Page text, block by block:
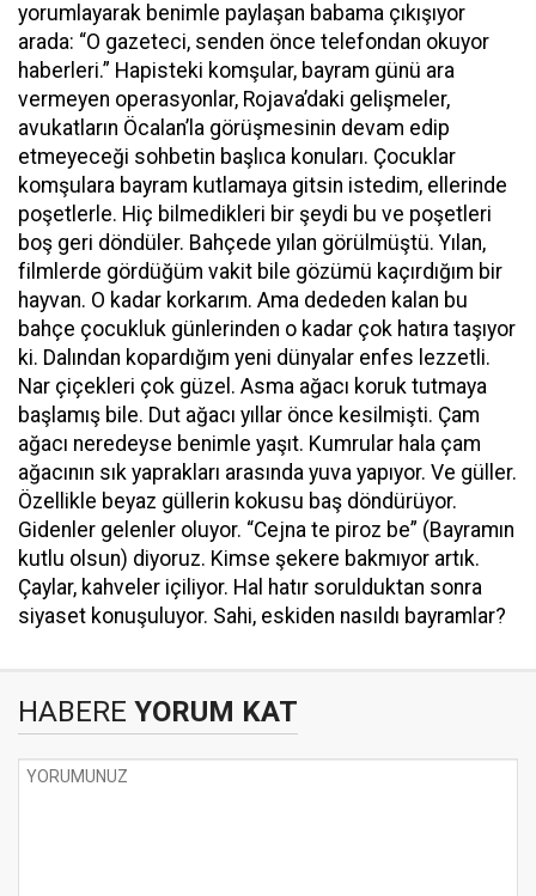
yorumlayarak benimle paylaşan babama çıkışıyor
arada: “O gazeteci, senden önce telefondan okuyor
haberleri.” Hapisteki komşular, bayram günü ara
vermeyen operasyonlar, Rojava’daki gelişmeler,
avukatların Öcalan’la görüşmesinin devam edip
etmeyeceği sohbetin başlıca konuları. Çocuklar
komşulara bayram kutlamaya gitsin istedim, ellerinde
poşetlerle. Hiç bilmedikleri bir şeydi bu ve poşetleri
boş geri döndüler. Bahçede yılan görülmüştü. Yılan,
filmlerde gördüğüm vakit bile gözümü kaçırdığım bir
hayvan. O kadar korkarım. Ama dededen kalan bu
bahçe çocukluk günlerinden o kadar çok hatıra taşıyor
ki. Dalından kopardığım yeni dünyalar enfes lezzetli.
Nar çiçekleri çok güzel. Asma ağacı koruk tutmaya
başlamış bile. Dut ağacı yıllar önce kesilmişti. Çam
ağacı neredeyse benimle yaşıt. Kumrular hala çam
ağacının sık yaprakları arasında yuva yapıyor. Ve güller.
Özellikle beyaz güllerin kokusu baş döndürüyor.
Gidenler gelenler oluyor. “Cejna te piroz be” (Bayramın
kutlu olsun) diyoruz. Kimse şekere bakmıyor artık.
Çaylar, kahveler içiliyor. Hal hatır sorulduktan sonra
siyaset konuşuluyor. Sahi, eskiden nasıldı bayramlar?
HABERE YORUM KAT